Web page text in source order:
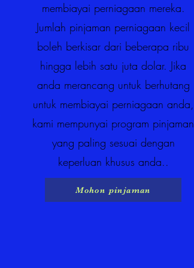
membiayai perniagaan mereka.
Jumlah pinjaman perniagaan kecil
boleh berkisar dari beberapa ribu
hingga lebih satu juta dolar. Jika
anda merancang untuk berhutang
untuk membiayai perniagaan anda,
kami mempunyai program pinjaman
yang paling sesuai dengan
keperluan khusus anda..
Mohon pinjaman